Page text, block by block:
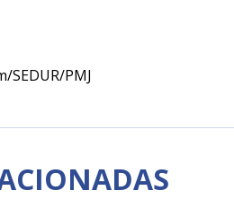
SEDUR/PMJ